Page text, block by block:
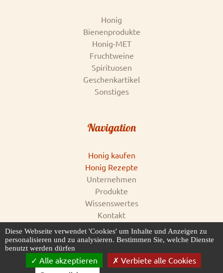
Honig
Bienenprodukte
Honig-MET
Fruchtweine
Spirituosen
Geschenkartikel
Sonstiges
Navigation
Honig kaufen
Honig Rezepte
Unternehmen
Produkte
Wissenswertes
Kontakt
Impressum
AGB & Datenschutz
Honigankauf
Diese Webseite verwendet 'Cookies' um Inhalte und Anzeigen zu
personalisieren und zu analysieren. Bestimmen Sie, welche Dienste
benutzt werden dürfen
Alle akzeptieren
Verbiete alle Cookies